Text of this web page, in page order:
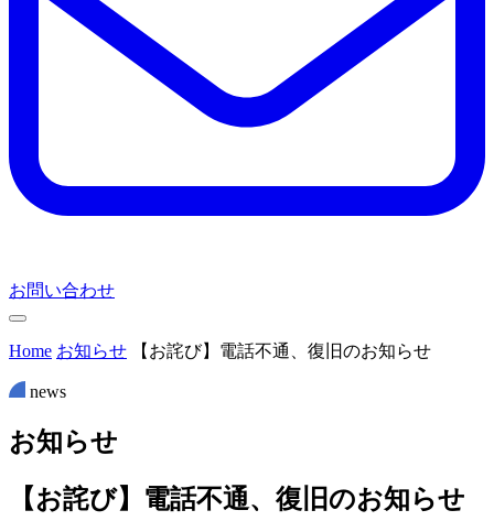
お問い合わせ
Home お知らせ 【お詫び】電話不通、復旧のお知らせ
news
お知らせ
【お詫び】電話不通、復旧のお知らせ